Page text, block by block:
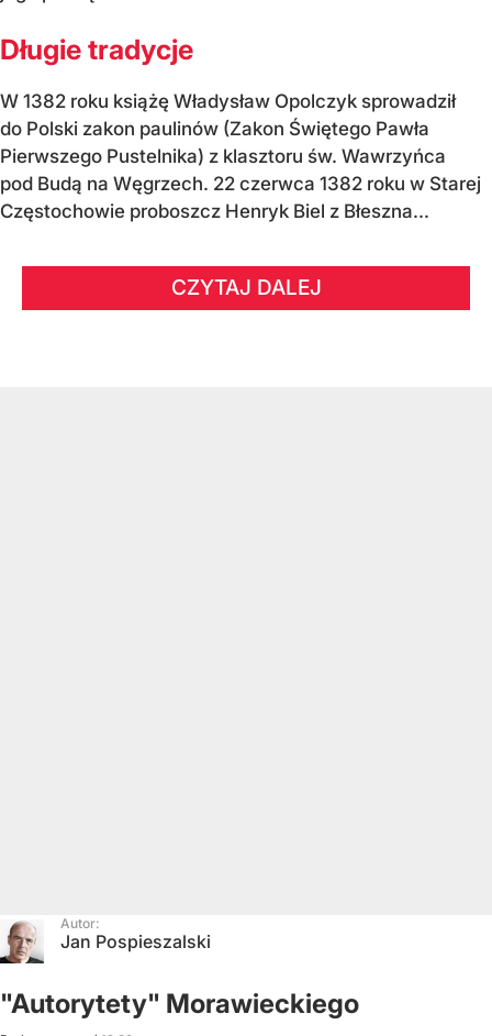
Długie tradycje
W 1382 roku książę Władysław Opolczyk sprowadził
do Polski zakon paulinów (Zakon Świętego Pawła
Pierwszego Pustelnika) z klasztoru św. Wawrzyńca
pod Budą na Węgrzech. 22 czerwca 1382 roku w Starej
Częstochowie proboszcz Henryk Biel z Błeszna...
CZYTAJ DALEJ
Autor:
Jan Pospieszalski
"Autorytety" Morawieckiego